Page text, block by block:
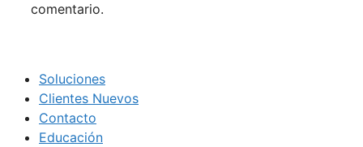
comentario.
Soluciones
Clientes Nuevos
Contacto
Educación